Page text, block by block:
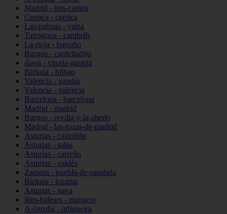
Madrid - tres-cantos
Cuenca - cuenca
Las-palmas - yaiza
Tarragona - cambrils
La-rioja - logroño
Burgos - cardeñadijo
álava - vitoria-gasteiz
Bizkaia - bilbao
Valencia - gandia
Valencia - valencia
Barcelona - barcelona
Madrid - madrid
Burgos - revilla-y-la-ahedo
Madrid - las-rozas-de-madrid
Asturias - castrillón
Asturias - salas
Asturias - carreño
Asturias - valdés
Zamora - puebla-de-sanabria
Bizkaia - lezama
Asturias - nava
Illes-balears - manacor
A-coruña - ortigueira